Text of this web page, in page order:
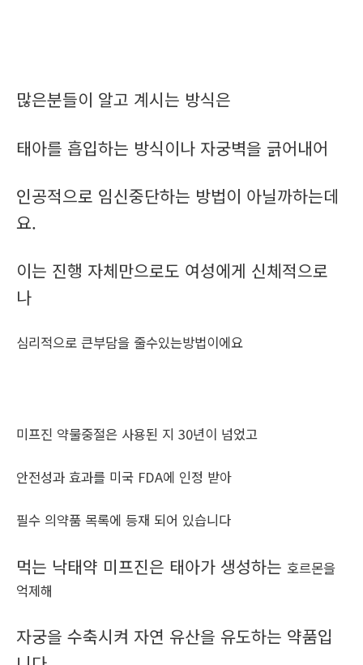
많은분들이 알고 계시는 방식은
태아를 흡입하는 방식이나 자궁벽을 긁어내어
인공적으로 임신중단하는 방법이 아닐까하는데
요.
이는 진행 자체만으로도 여성에게 신체적으로
나
심리적으로 큰부담을 줄수있는방법이에요
미프진 약물중절은 사용된 지 30년이 넘었고
안전성과 효과를 미국 FDA에 인정 받아
필수 의약품 목록에 등재 되어 있습니다
먹는 낙태약 미프진은 태아가 생성하는 호르몬을
억제해
자궁을 수축시켜 자연 유산을 유도하는 약품입